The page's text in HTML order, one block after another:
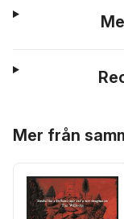
Mer från